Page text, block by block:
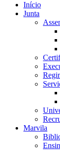
Início
Junta
Marvila